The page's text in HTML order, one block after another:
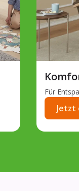
Für
Jetzt